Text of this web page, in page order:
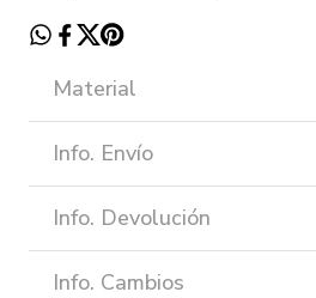
Material
Info. Envío
Info. Devolución
Info. Cambios